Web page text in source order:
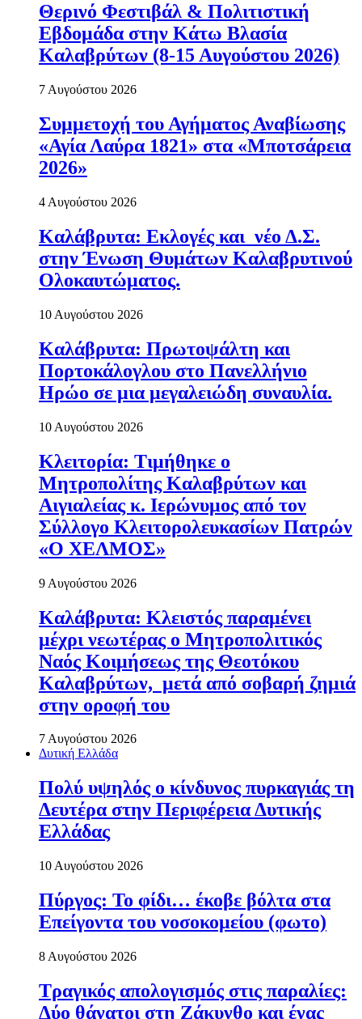
Θερινό Φεστιβάλ & Πολιτιστική
Εβδομάδα στην Κάτω Βλασία
Καλαβρύτων (8-15 Αυγούστου 2026)
7 Αυγούστου 2026
Συμμετοχή του Αγήματος Αναβίωσης
«Αγία Λαύρα 1821» στα «Μποτσάρεια
2026»
4 Αυγούστου 2026
Καλάβρυτα: Εκλογές και νέο Δ.Σ.
στην Ένωση Θυμάτων Καλαβρυτινού
Ολοκαυτώματος.
10 Αυγούστου 2026
Καλάβρυτα: Πρωτοψάλτη και
Πορτοκάλογλου στο Πανελλήνιο
Ηρώο σε μια μεγαλειώδη συναυλία.
10 Αυγούστου 2026
Κλειτορία: Τιμήθηκε ο
Μητροπολίτης Καλαβρύτων και
Αιγιαλείας κ. Ιερώνυμος από τον
Σύλλογο Κλειτορολευκασίων Πατρών
«Ο ΧΕΛΜΟΣ»
9 Αυγούστου 2026
Καλάβρυτα: Κλειστός παραμένει
μέχρι νεωτέρας ο Μητροπολιτικός
Ναός Κοιμήσεως της Θεοτόκου
Καλαβρύτων, μετά από σοβαρή ζημιά
στην οροφή του
7 Αυγούστου 2026
Δυτική Ελλάδα
Πολύ υψηλός ο κίνδυνος πυρκαγιάς τη
Δευτέρα στην Περιφέρεια Δυτικής
Ελλάδας
10 Αυγούστου 2026
Πύργος: Το φίδι… έκοβε βόλτα στα
Επείγοντα του νοσοκομείου (φωτο)
8 Αυγούστου 2026
Τραγικός απολογισμός στις παραλίες:
Δύο θάνατοι στη Ζάκυνθο και ένας